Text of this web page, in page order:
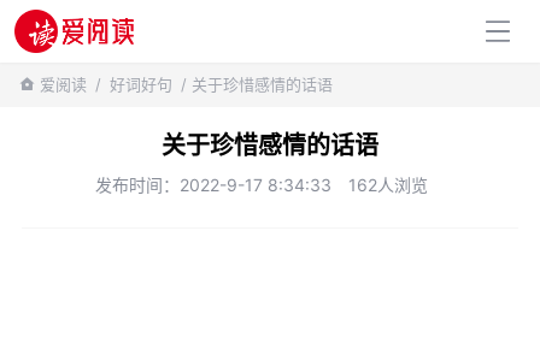
百科知识
爱阅读 / 好词好句 / 关于珍惜感情的话语
关于珍惜感情的话语
发布时间：2022-9-17 8:34:33 162人浏览